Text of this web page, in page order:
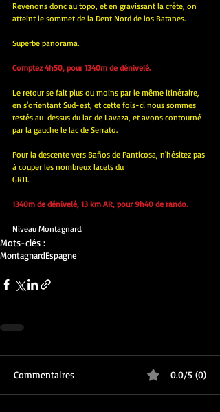
Revenons donc au topo, et en gravissant la crête, on
atteint le sommet de la Dent Nord de los Batanes.
Superbe panorama.
Comptez 4h50, pour 1340m de dénivelé.
Le retour se fait plus ou moins par le même itinéraire,
en s'orientant Sud-est, et cette fois-ci nous sommes
restés au-dessus du lac de Lavaza, et avons contourné
par la gauche le lac de Serrato.
Pour la descente vers Baños de Panticosa, n'hésitez pas
à couper les nombreux lacets du
GR11.
1340m de dénivelé, 13 km AR, pour 9h40 de rando.
Niveau Montagnard.
Mots-clés :
MontagnardEspagne
Commentaires 0.0/5 (0)